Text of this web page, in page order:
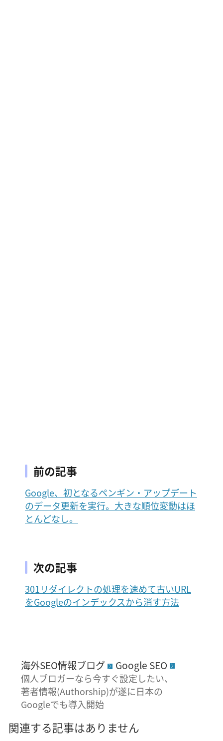
前の記事
Google、初となるペンギン・アップデート
のデータ更新を実行。大きな順位変動はほ
とんどなし。
次の記事
301リダイレクトの処理を速めて古いURL
をGoogleのインデックスから消す方法
海外SEO情報ブログ Google SEO
個人ブロガーなら今すぐ設定したい、
著者情報(Authorship)が遂に日本の
Googleでも導入開始
関連する記事はありません